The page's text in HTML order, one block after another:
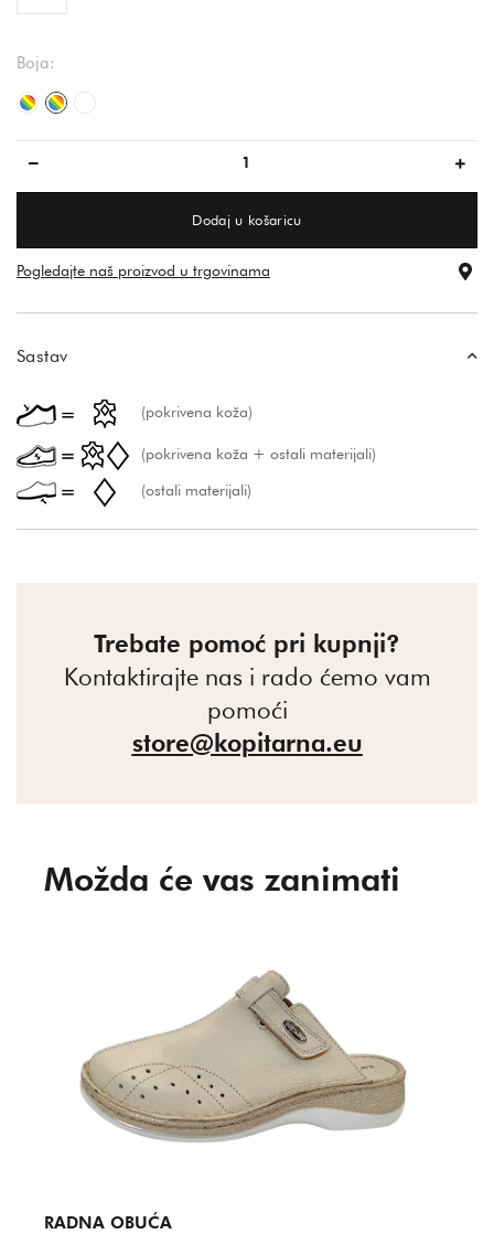
Boja:
vecbarvno/vecbarvno
šarenabijela/bijela
Dodaj u košaricu
Pogledajte naš proizvod u trgovinama
Sastav
(pokrivena koža)
(pokrivena koža + ostali materijali)
(ostali materijali)
Trebate pomoć pri kupnji?
Kontaktirajte nas i rado ćemo vam
pomoći
store@kopitarna.eu
Možda će vas zanimati
RADNA OBUĆA